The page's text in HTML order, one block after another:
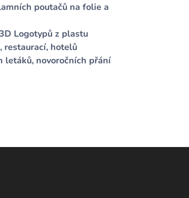
poutačů na folie a
Logotypů z plastu
restaurací, hotelů
letáků, novoročních přání